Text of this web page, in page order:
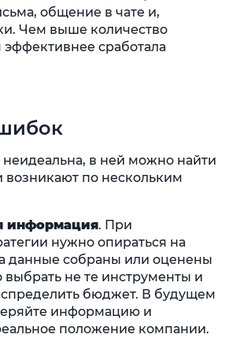
общение в чате и,
Чем выше количество
сработала
неидеальна, в ней можно найти
возникают по нескольким
информация. При
нужно опираться на
данные собраны или оценены
не те инструменты и
бюджет. В будущем
информацию и
положение компании.